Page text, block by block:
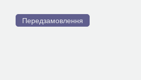
Передзамовлення